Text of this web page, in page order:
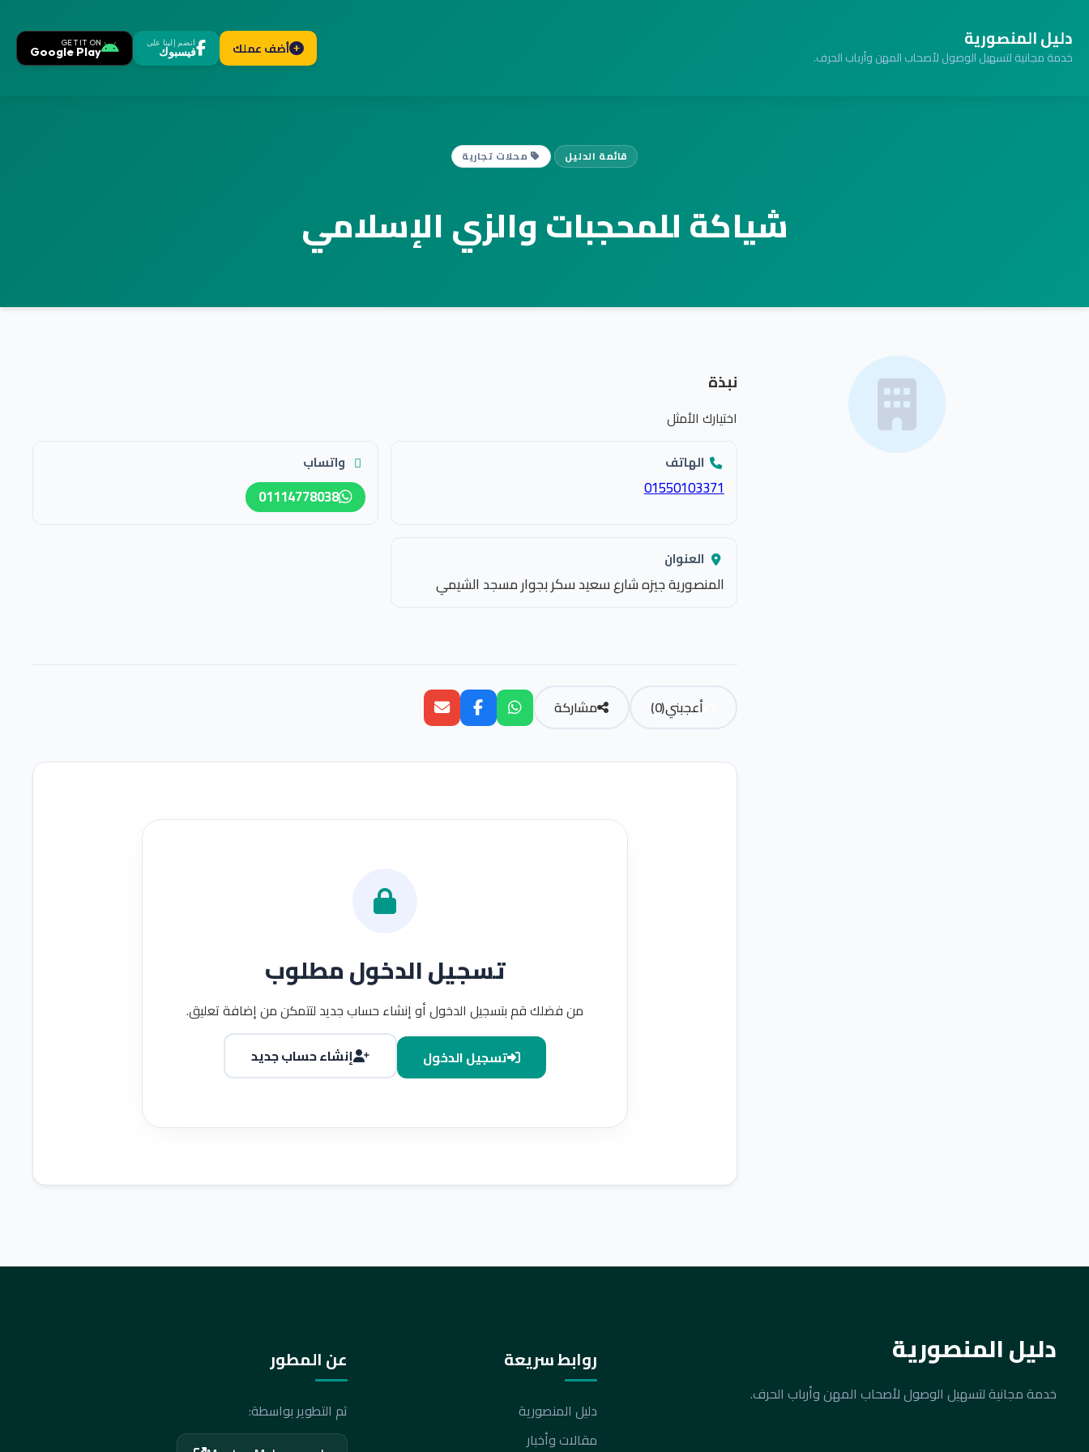
دليل المنصورية
خدمة مجانية لتسهيل الوصول لأصحاب المهن وأرباب الحرف. أضف عملك انضم إلينا على
فيسبوك
GET IT ON
Google Play
قائمة الدليل محلات تجارية
شياكة للمحجبات والزي الإسلامي
نبذة
اختيارك الأمثل
الهاتف
01550103371
واتساب
01114778038
العنوان
المنصورية جيزه شارع سعيد سكر بجوار مسجد الشيمي
أعجبني(
0
) مشاركة
تسجيل الدخول مطلوب
من فضلك قم بتسجيل الدخول أو إنشاء حساب جديد لتتمكن من إضافة تعليق.
تسجيل الدخول
إنشاء حساب جديد
دليل المنصورية
خدمة مجانية لتسهيل الوصول لأصحاب المهن وأرباب الحرف.
روابط سريعة
دليل المنصورية
مقالات وأخبار
عن المطور
تم التطوير بواسطة: